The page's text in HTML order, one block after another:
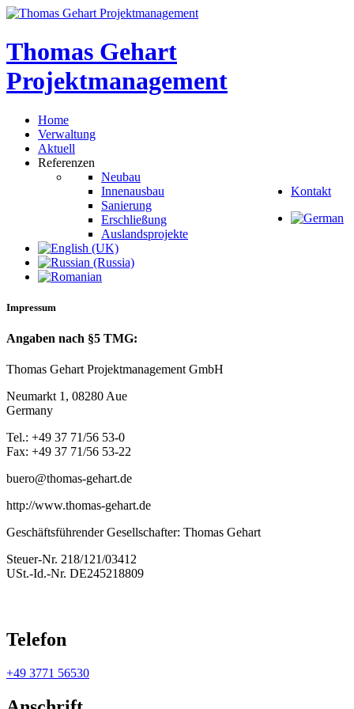
Thomas Gehart
Projektmanagement
Home
Verwaltung
Aktuell
Referenzen
Neubau
Innenausbau
Sanierung
Erschließung
Auslandsprojekte
Kontakt
Impressum
Angaben nach §5 TMG:
Thomas Gehart Projektmanagement GmbH
Neumarkt 1, 08280 Aue
Germany
Tel.: +49 37 71/56 53-0
Fax: +49 37 71/56 53-22
buero@thomas-gehart.de
http://www.thomas-gehart.de
Geschäftsführender Gesellschafter: Thomas Gehart
Steuer-Nr. 218/121/03412
USt.-Id.-Nr. DE245218809
Telefon
+49 3771 56530